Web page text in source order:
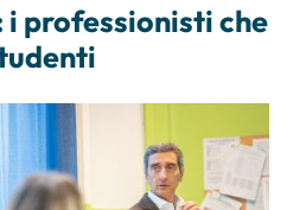
i professionisti che